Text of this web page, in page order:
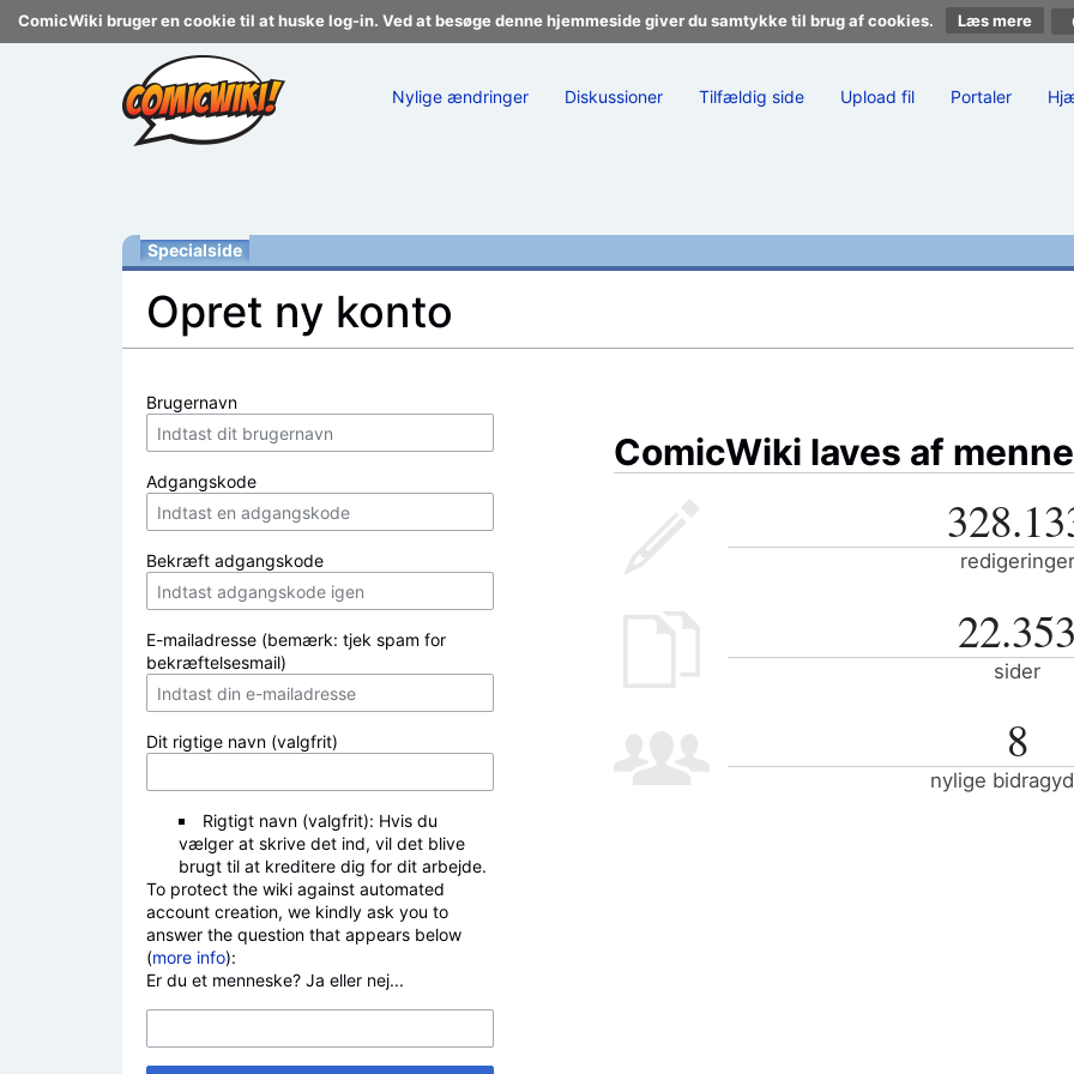
ComicWiki bruger en cookie til at huske log-in. Ved at besøge denne hjemmeside giver du samtykke til brug af cookies. Læs mere
Nylige ændringer Diskussioner Tilfældig side Upload fil Portaler
Specialside
Opret ny konto
Brugernavn
Adgangskode
Bekræft adgangskode
E-mailadresse (bemærk: tjek spam for
bekræftelsesmail)
Dit rigtige navn (valgfrit)
Rigtigt navn (valgfrit): Hvis du
vælger at skrive det ind, vil det blive
brugt til at kreditere dig for dit arbejde.
To protect the wiki against automated
account creation, we kindly ask you to
answer the question that appears below
(more info):
Er du et menneske? Ja eller nej...
ComicWiki laves af
redigeringer
22.353
sider
8
nylige